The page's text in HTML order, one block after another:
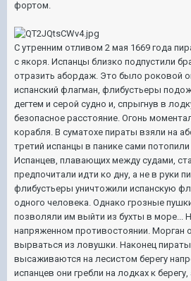
фортом.
С утренним отливом 2 мая 1669 года
с якоря. Испанцы близко подпустили
отразить абордаж. Это было роковой
испанский флагман, флибустьеры
дегтем и серой судно и, спрыгнув в
безопасное расстояние. Огонь
корабля. В суматохе пираты взяли на
третий испанцы в панике сами
Испанцев, плавающих между судами,
предпочитали идти ко дну, а не в руки
флибустьеры уничтожили испанскую
одного человека. Однако грозные
позволяли им выйти из бухты в море...
напряженном противостоянии. Морган
вырваться из ловушки. Наконец
высаживаются на лесистом берегу
испанцев они гребли на лодках к